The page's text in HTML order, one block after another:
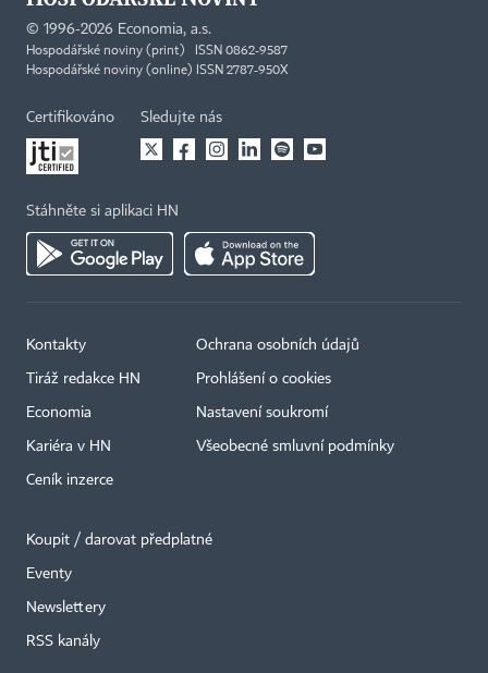
© 1996-2026 Economia, a.s.
Hospodářské noviny (print) ISSN 0862-9587
Hospodářské noviny (online) ISSN 2787-950X
Certifikováno Sledujte nás
Stáhněte si aplikaci HN
Kontakty
Tiráž redakce HN
Economia
Kariéra v HN
Ceník inzerce
Ochrana osobních údajů
Prohlášení o cookies
Nastavení soukromí
Všeobecné smluvní podmínky
Koupit / darovat předplatné
Eventy
Newslettery
RSS kanály